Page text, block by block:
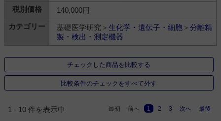
140,000円
基礎医学研究＞ 生化学・遺伝子・細胞＞ 分離精
製・検出・測定機器
チェックした商品を比較する
比較条件のチェックをすべて外す
1 - 10 件を表示中 最初 前へ 1 2 3 次へ 最後